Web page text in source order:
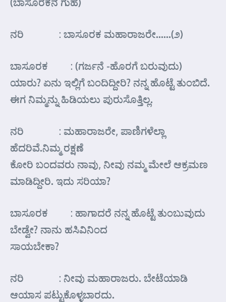
ನರಿ : ಬಾಸೂರಕ ಮಹಾರಾಜರೇ……(೨)
ಬಾಸೂರಕ : (ಗರ್ಜನೆ -ಹೊರಗೆ ಬರುವುದು)
ಯಾರು? ಏನು ಇಲ್ಲಿಗೆ ಬಂದಿದ್ದೀರಿ? ನನ್ನ ಹೊಟ್ಟೆ ತುಂಬಿದೆ.
ಈಗ ನಿಮ್ಮನ್ನು ಹಿಡಿಯಲು ಪುರುಸೊತ್ತಿಲ್ಲ.
ನರಿ : ಮಹಾರಾಜರೇ, ಪಾಣಿಗಳೆಲ್ಲಾ
ಹೆದರಿವೆ.ನಿಮ್ಮ ರಕ್ಷಣೆ
ಕೋರಿ ಬಂದವರು ನಾವು, ನೀವು ನಮ್ಮ ಮೇಲೆ ಆಕ್ರಮಣ
ಮಾಡಿದ್ದೀರಿ. ಇದು ಸರಿಯಾ?
ಬಾಸೂರಕ : ಹಾಗಾದರೆ ನನ್ನ ಹೊಟ್ಟೆ ತುಂಬುವುದು
ಬೇಡ್ವೇ? ನಾನು ಹಸಿವಿನಿಂದ
ಸಾಯಬೇಕಾ?
ನರಿ : ನೀವು ಮಹಾರಾಜರು. ಬೇಟೆಯಾಡಿ
ಆಯಾಸ ಪಟ್ಟುಕೊಳ್ಳಬಾರದು.